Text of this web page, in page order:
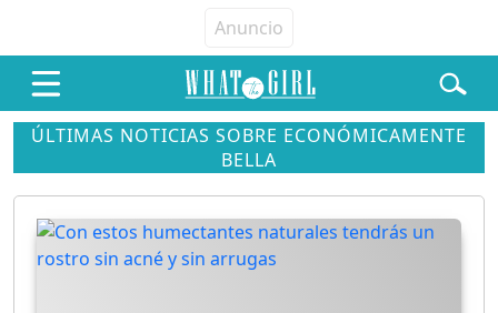
ÚLTIMAS NOTICIAS SOBRE ECONÓMICAMENTE
BELLA